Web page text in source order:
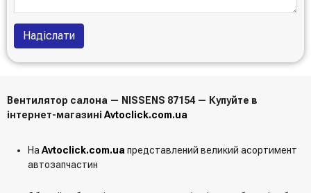
Надіслати
Вентилятор салона — NISSENS 87154 — Купуйте в
інтернет-магазині Avtoclick.com.ua
НаAvtoclick.com.uaпредставлений великий асортимент
автозапчастин